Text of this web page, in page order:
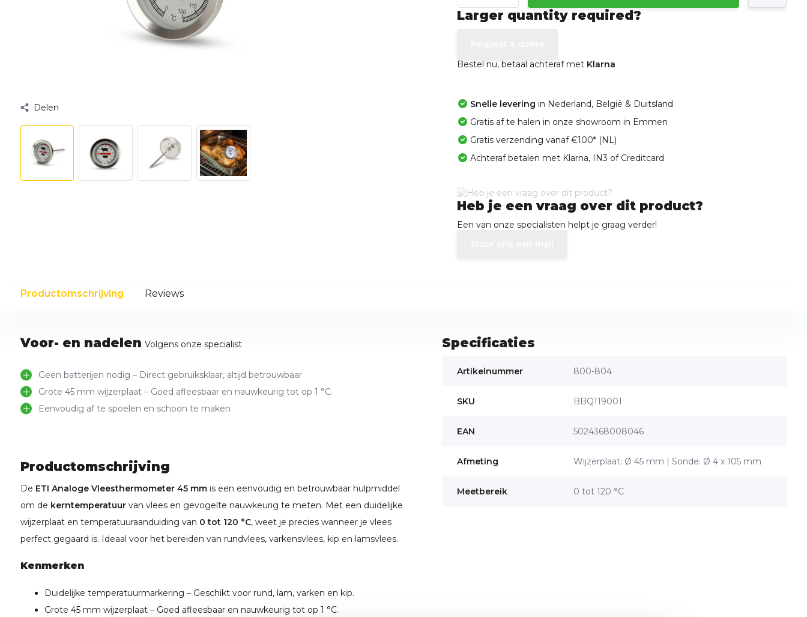
Delen
Larger quantity required?
Bestel nu, betaal achteraf met Klarna
Snelle levering in Nederland, België & Duitsland
Gratis af te halen in onze showroom in Emmen
Gratis verzending vanaf €100* (NL)
Achteraf betalen met Klarna, IN3 of Creditcard
Heb je een vraag over dit product?
Een van onze specialisten helpt je graag verder!
Productomschrijving Reviews
Voor- en nadelen Volgens onze specialist
Geen batterijen nodig – Direct gebruiksklaar, altijd betrouwbaar
Grote 45 mm wijzerplaat – Goed afleesbaar en nauwkeurig tot op 1 °C.
Eenvoudig af te spoelen en schoon te maken
Productomschrijving
De ETI Analoge Vleesthermometer 45 mmis een eenvoudig en betrouwbaar hulpmiddel
om de kerntemperatuurvan vlees en gevogelte nauwkeurig te meten. Met een duidelijke
wijzerplaat en temperatuuraanduiding van 0 tot 120 °C, weet je precies wanneer je vlees
perfect gegaard is. Ideaal voor het bereiden van rundvlees, varkensvlees, kip en lamsvlees.
Kenmerken
Duidelijke temperatuurmarkering – Geschikt voor rund, lam, varken en kip.
Grote 45 mm wijzerplaat – Goed afleesbaar en nauwkeurig tot op 1 °C.
Specificaties
Artikelnummer 800-804
SKU BBQ119001
EAN 5024368008046
Afmeting Wijzerplaat: Ø 45 mm | Sonde: Ø 4 x 105 mm
Meetbereik 0 tot 120 °C